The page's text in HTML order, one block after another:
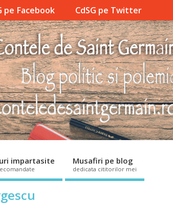
pe Facebook CdSG pe Twitter
impartasite Musafiri pe blog
dedicata cititorilor mei